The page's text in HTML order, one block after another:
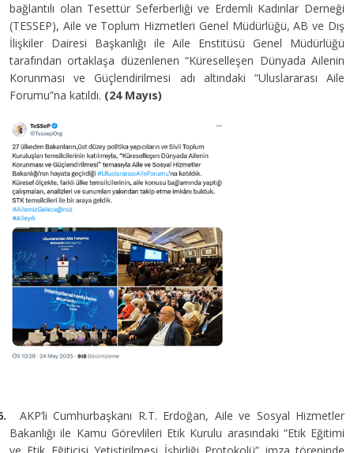
bağlantılı olan Tesettür Seferberliği ve Erdemli Kadınlar Derneği
(TESSEP), Aile ve Toplum Hizmetleri Genel Müdürlüğü, AB ve Dış
İlişkiler Dairesi Başkanlığı ile Aile Enstitüsü Genel Müdürlüğü
tarafından ortaklaşa düzenlenen “Küreselleşen Dünyada Ailenin
Korunması ve Güçlendirilmesi adı altındaki “Uluslararası Aile
Forumu”na katıldı. (24 Mayıs)
AKP’li Cumhurbaşkanı R.T. Erdoğan, Aile ve Sosyal Hizmetler
Bakanlığı ile Kamu Görevlileri Etik Kurulu arasındaki “Etik Eğitimi
ve Etik Eğiticisi Yetiştirilmesi İşbirliği Protokolü” imza töreninde